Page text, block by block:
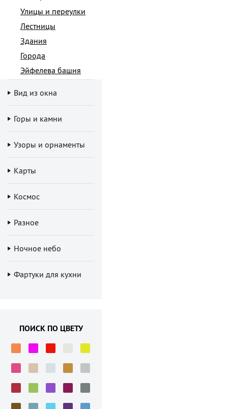
Улицы и переулки
Лестницы
Здания
Города
Эйфелева башня
Вид из окна
Горы и камни
Узоры и орнаменты
Карты
Космос
Разное
Ночное небо
Фартуки для кухни
ПОИСК ПО ЦВЕТУ